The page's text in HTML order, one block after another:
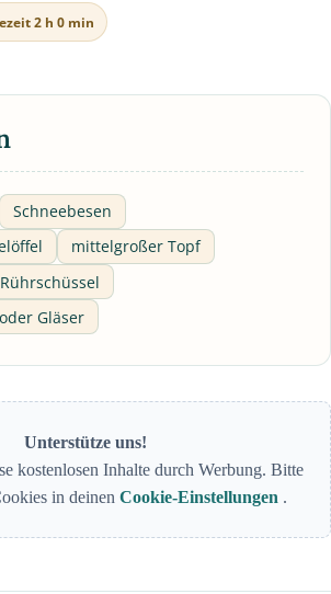
2 h 0 min
Schneebesen
mittelgroßer Topf
Rührschüssel
Gläser
Unterstütze uns!
kostenlosen Inhalte durch Werbung. Bitte
in deinen Cookie-Einstellungen .